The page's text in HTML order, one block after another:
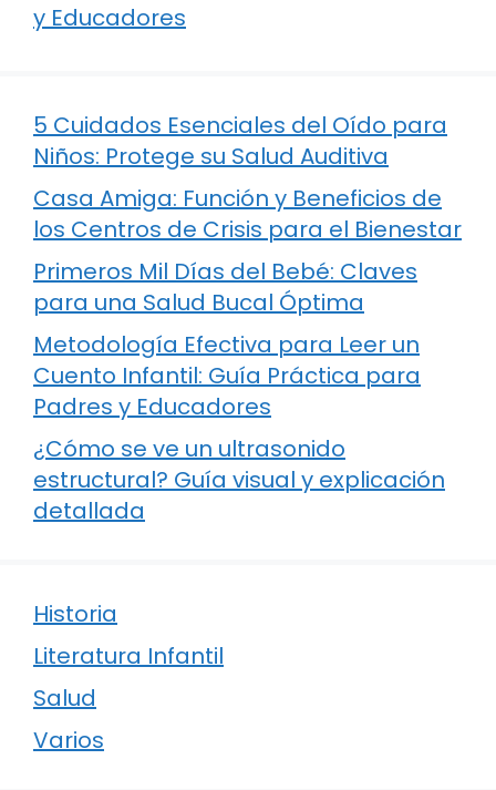
y Educadores
5 Cuidados Esenciales del Oído para
Niños: Protege su Salud Auditiva
Casa Amiga: Función y Beneficios de
los Centros de Crisis para el Bienestar
Primeros Mil Días del Bebé: Claves
para una Salud Bucal Óptima
Metodología Efectiva para Leer un
Cuento Infantil: Guía Práctica para
Padres y Educadores
¿Cómo se ve un ultrasonido
estructural? Guía visual y explicación
detallada
Historia
Literatura Infantil
Salud
Varios